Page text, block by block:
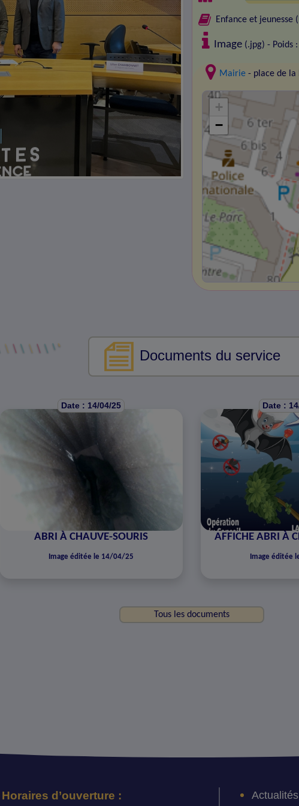
Enfance et jeunesse (
Image (.jpg) - Poids
Mairie - place de la
+
−
Documents du service
Date : 14/04/25
ABRI À CHAUVE-SOURIS
Image éditée le 14/04/25
Date :
AFFICHE ABRI À
Image éditée
Tous les documents
Horaires d’ouverture : Actualités